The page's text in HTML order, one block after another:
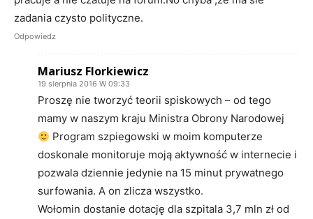
zadania czysto polityczne.
Odpowiedz
Mariusz Florkiewicz
19 sierpnia 2016 W 09:33
Proszę nie tworzyć teorii spiskowych – od tego
mamy w naszym kraju Ministra Obrony Narodowej
Program szpiegowski w moim komputerze
doskonale monitoruje moją aktywność w internecie i
pozwala dziennie jedynie na 15 minut prywatnego
surfowania. A on zlicza wszystko.
Wołomin dostanie dotację dla szpitala 3,7 mln zł od